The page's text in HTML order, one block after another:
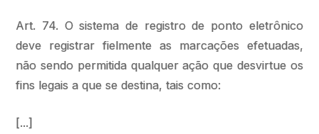
Art. 74. O sistema de registro de ponto eletrônico
deve registrar fielmente as marcações efetuadas,
não sendo permitida qualquer ação que desvirtue os
fins legais a que se destina, tais como:
[...]